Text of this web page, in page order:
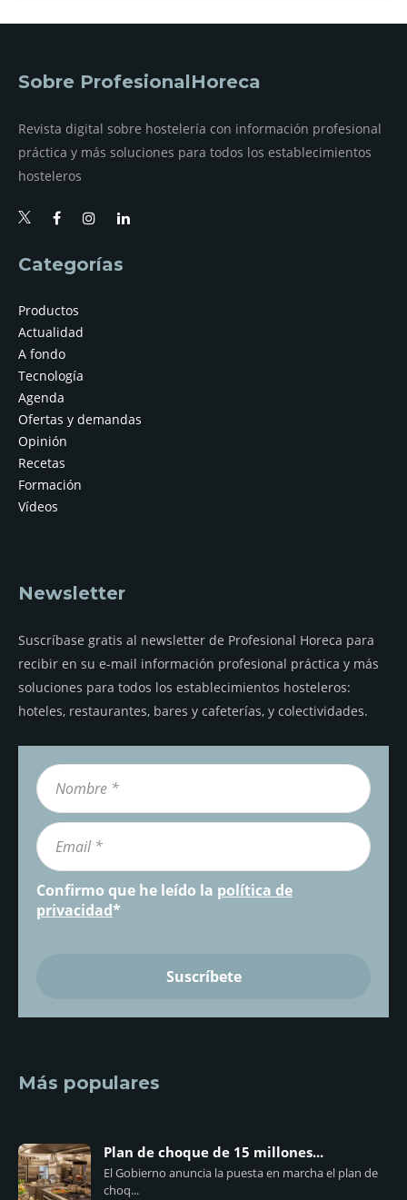
Sobre ProfesionalHoreca
Revista digital sobre hostelería con información profesional
práctica y más soluciones para todos los establecimientos
hosteleros
Categorías
Productos
Actualidad
A fondo
Tecnología
Agenda
Ofertas y demandas
Opinión
Recetas
Formación
Vídeos
Newsletter
Suscríbase gratis al newsletter de Profesional Horeca para
recibir en su e-mail información profesional práctica y más
soluciones para todos los establecimientos hosteleros:
hoteles, restaurantes, bares y cafeterías, y colectividades.
Confirmo que he leído la política de
privacidad*
Más populares
Plan de choque de 15 millones...
El Gobierno anuncia la puesta en marcha el plan de
choq...